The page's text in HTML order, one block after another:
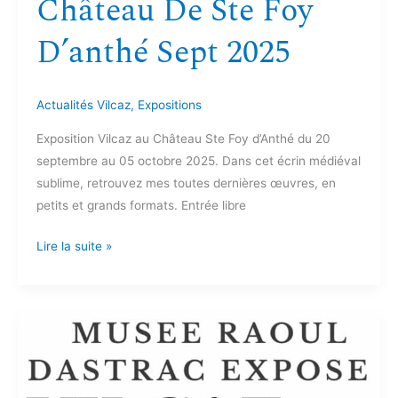
Château De Ste Foy
D’anthé Sept 2025
Actualités Vilcaz, Expositions
Exposition Vilcaz au Château Ste Foy d’Anthé du 20
septembre au 05 octobre 2025. Dans cet écrin médiéval
sublime, retrouvez mes toutes dernières œuvres, en
petits et grands formats. Entrée libre
Lire la suite »
Musée
Dastrac
Mai